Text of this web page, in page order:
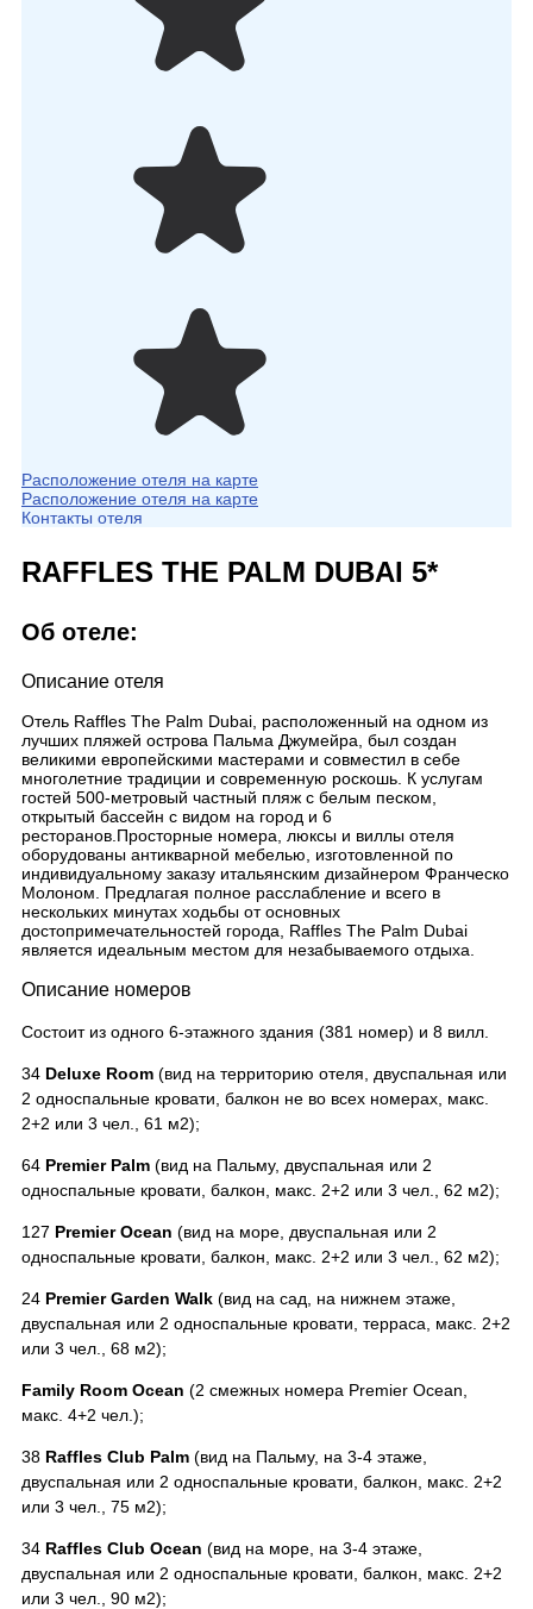
Расположение отеля на карте
Расположение отеля на карте
Контакты отеля
RAFFLES THE PALM DUBAI 5*
Об отеле:
Описание отеля
Отель Raffles The Palm Dubai, расположенный на одном из
лучших пляжей острова Пальма Джумейра, был создан
великими европейскими мастерами и совместил в себе
многолетние традиции и современную роскошь. К услугам
гостей 500-метровый частный пляж с белым песком,
открытый бассейн с видом на город и 6
ресторанов.Просторные номера, люксы и виллы отеля
оборудованы антикварной мебелью, изготовленной по
индивидуальному заказу итальянским дизайнером Франческо
Молоном. Предлагая полное расслабление и всего в
нескольких минутах ходьбы от основных
достопримечательностей города, Raffles The Palm Dubai
является идеальным местом для незабываемого отдыха.
Описание номеров
Состоит из одного 6-этажного здания (381 номер) и 8 вилл.
34 Deluxe Room (вид на территорию отеля, двуспальная или
2 односпальные кровати, балкон не во всех номерах, макс.
2+2 или 3 чел., 61 м2);
64 Premier Palm (вид на Пальму, двуспальная или 2
односпальные кровати, балкон, макс. 2+2 или 3 чел., 62 м2);
127 Premier Ocean (вид на море, двуспальная или 2
односпальные кровати, балкон, макс. 2+2 или 3 чел., 62 м2);
24 Premier Garden Walk (вид на сад, на нижнем этаже,
двуспальная или 2 односпальные кровати, терраса, макс. 2+2
или 3 чел., 68 м2);
Family Room Ocean (2 смежных номера Premier Ocean,
макс. 4+2 чел.);
38 Raffles Club Palm (вид на Пальму, на 3-4 этаже,
двуспальная или 2 односпальные кровати, балкон, макс. 2+2
или 3 чел., 75 м2);
34 Raffles Club Ocean (вид на море, на 3-4 этаже,
двуспальная или 2 односпальные кровати, балкон, макс. 2+2
или 3 чел., 90 м2);